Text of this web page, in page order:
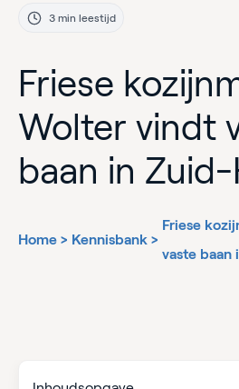
3 min leestijd
Friese
Wolter vindt
baan in
Home > Kennisbank >
Friese
vaste baan